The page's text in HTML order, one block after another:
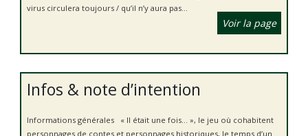
virus circulera toujours / qu’il n’y aura pas...
Voir la page
Infos & note d’intention
Informations générales « Il était une fois… », le jeu où cohabitent
personnages de contes et personnages historiques, le temps d’un